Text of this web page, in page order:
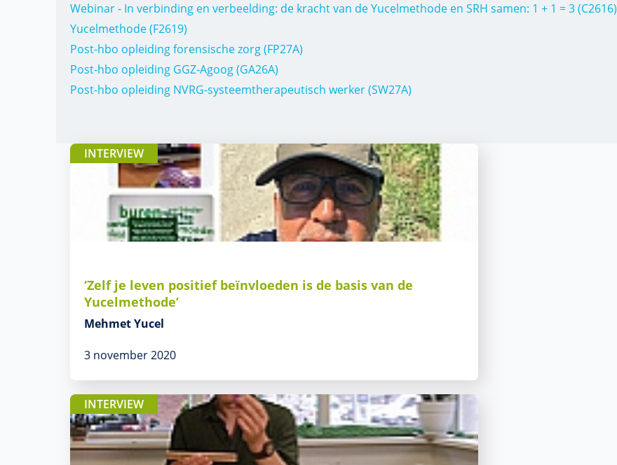
Webinar - In verbinding en verbeelding: de kracht van de Yucelmethode en SRH samen: 1 + 1 = 3 (C2616)
Yucelmethode (F2619)
Post-hbo opleiding forensische zorg (FP27A)
Post-hbo opleiding GGZ-Agoog (GA26A)
Post-hbo opleiding NVRG-systeemtherapeutisch werker (SW27A)
INTERVIEW
‘Zelf je leven positief beïnvloeden is de basis van de
Yucelmethode’
Mehmet Yucel
3 november 2020
INTERVIEW